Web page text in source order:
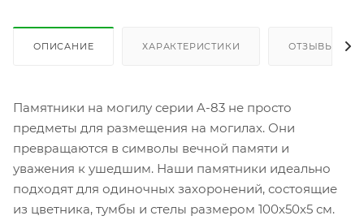
ОПИСАНИЕ ХАРАКТЕРИСТИКИ ОТЗЫВЫ
Памятники на могилу серии A-83 не просто
предметы для размещения на могилах. Они
превращаются в символы вечной памяти и
уважения к ушедшим. Наши памятники идеально
подходят для одиночных захоронений, состоящие
из цветника, тумбы и стелы размером 100х50х5 см.